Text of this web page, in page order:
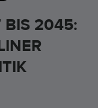
BIS 2045: